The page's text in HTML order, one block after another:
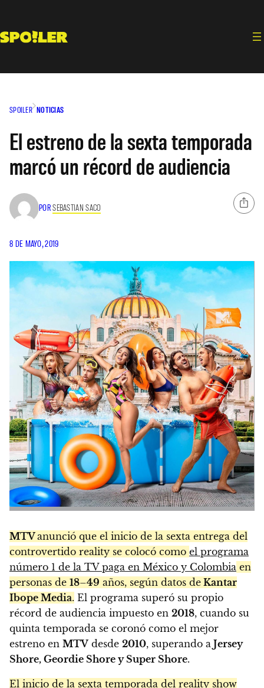
contenido
SPOILER NOTICIAS
El estreno de la sexta temporada
marcó un récord de audiencia
PORSEBASTIAN SACO
8 DE MAYO, 2019
MTVanunció que el inicio de la sexta entrega del
controvertido reality se colocó como el programa
número 1 de la TV paga en México y Colombia en
personas de 18–49 años, según datos de Kantar
Ibope Media. El programa superó su propio
récord de audiencia impuesto en 2018, cuando su
quinta temporada se coronó como el mejor
estreno en MTVdesde 2010, superando a Jersey
Shore, Geordie Shore y Super Shore.
El inicio de la sexta temporada del reality show